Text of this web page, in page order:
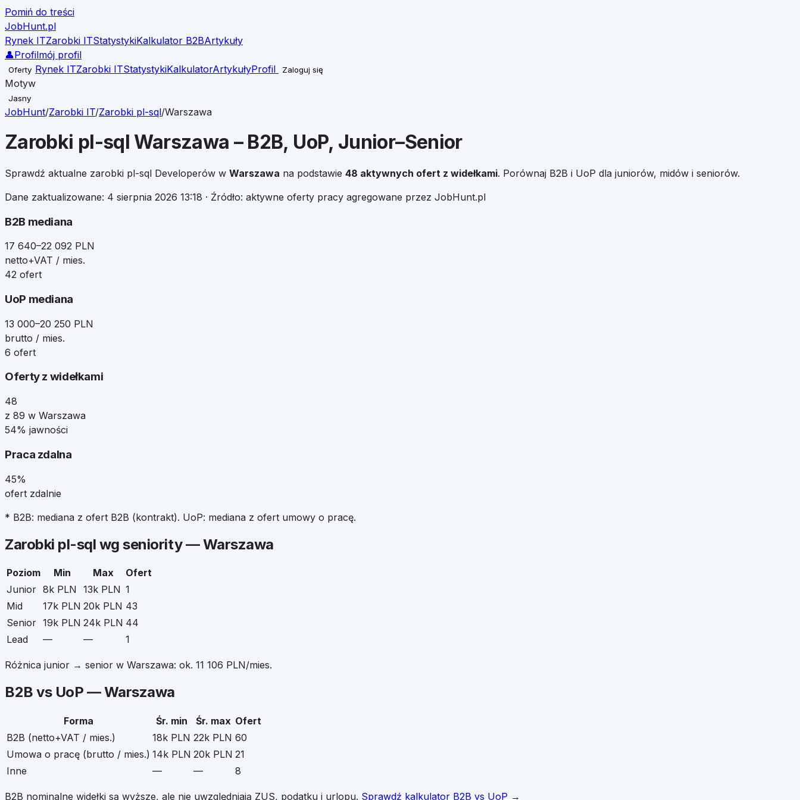
Pomiń do treści
JobHunt.pl
Rynek ITZarobki ITStatystykiKalkulator B2BArtykuły
👤Profilmój profil
Oferty Rynek ITZarobki ITStatystykiKalkulatorArtykułyProfil Zaloguj się
Motyw
Jasny
JobHunt/Zarobki IT/Zarobki pl-sql/Warszawa
Zarobki pl-sql Warszawa – B2B, UoP, Junior–Senior
Sprawdź aktualne zarobki pl-sql Developerów w Warszawa na podstawie 48 aktywnych ofert z widełkami. Porównaj B2B i UoP dla juniorów, midów i seniorów.
Dane zaktualizowane: 4 sierpnia 2026 13:18 · Źródło: aktywne oferty pracy agregowane przez JobHunt.pl
B2B mediana
17 640–22 092 PLN
netto+VAT / mies.
42 ofert
UoP mediana
13 000–20 250 PLN
brutto / mies.
6 ofert
Oferty z widełkami
48
z 89 w Warszawa
54% jawności
Praca zdalna
45%
ofert zdalnie
* B2B: mediana z ofert B2B (kontrakt). UoP: mediana z ofert umowy o pracę.
Zarobki pl-sql wg seniority —Warszawa
Poziom Min Max
Ofert
Junior 8k PLN 13k PLN 1
Mid
17k PLN 20k PLN 43
Senior 19k PLN 24k PLN 44
Lead
— — 1
Różnica junior → senior w Warszawa: ok. 11 106 PLN/mies.
B2B vs UoP —Warszawa
Forma Śr. min Śr. max Ofert
B2B (netto+VAT / mies.)
18k PLN 22k PLN 60
Umowa o pracę (brutto / mies.) 14k PLN 20k PLN 21
Inne
— — 8
B2B nominalne widełki są wyższe, ale nie uwzględniają ZUS, podatku i urlopu. Sprawdź kalkulator B2B vs UoP →